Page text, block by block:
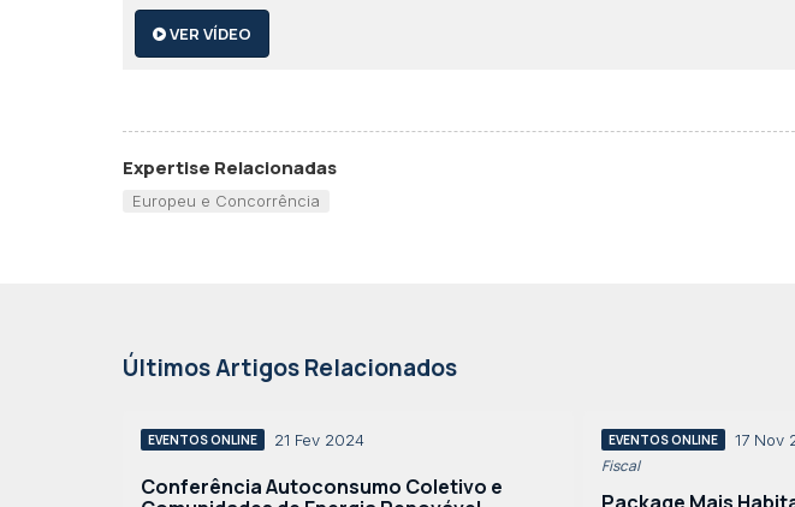
VER VÍDEO
Expertise Relacionadas
Europeu e Concorrência
Últimos Artigos Relacionados
EVENTOS ONLINE 21 Fev 2024
Conferência Autoconsumo Coletivo e
EVENTOS ONLINE 17 Nov
Fiscal